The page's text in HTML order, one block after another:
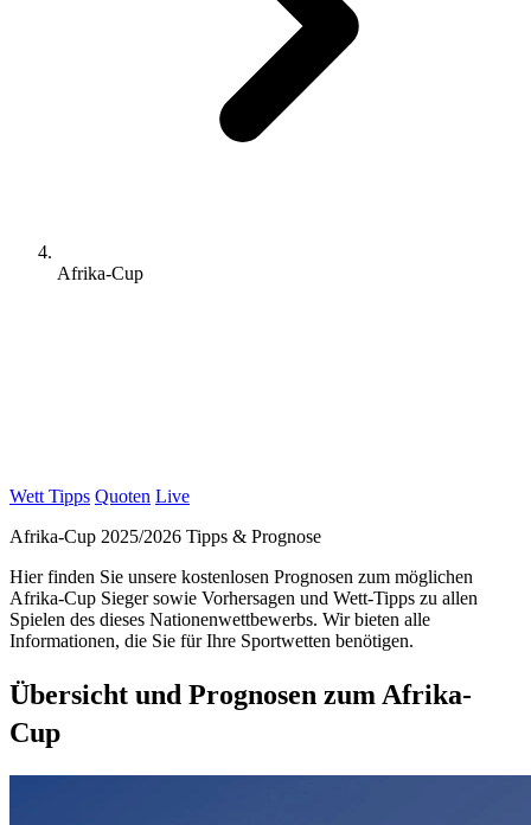
Afrika-Cup
Wett Tipps Quoten Live
Afrika-Cup 2025/2026 Tipps & Prognose
Hier finden Sie unsere kostenlosen Prognosen zum möglichen
Afrika-Cup Sieger sowie Vorhersagen und Wett-Tipps zu allen
Spielen des dieses Nationenwettbewerbs. Wir bieten alle
Informationen, die Sie für Ihre Sportwetten benötigen.
Übersicht und Prognosen zum Afrika-
Cup